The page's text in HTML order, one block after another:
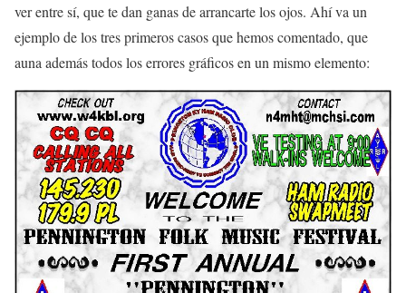
ver entre sí, que te dan ganas de arrancarte los ojos. Ahí va un
ejemplo de los tres primeros casos que hemos comentado, que
auna además todos los errores gráficos en un mismo elemento: